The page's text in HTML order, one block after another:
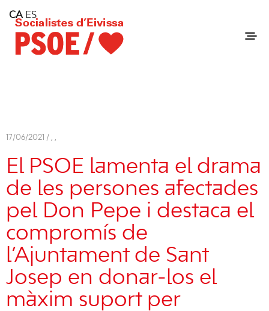
Consell Insular d'Eivissa
Services
Contact
17/06/2021 / , ,
El PSOE lamenta el drama
de les persones afectades
pel Don Pepe i destaca el
compromís de
l’Ajuntament de Sant
Josep en donar-los el
màxim suport per
CA ES